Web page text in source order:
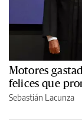
Motores
felices que
Sebastián Lacunza